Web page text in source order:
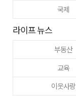
국제
라이프 뉴스
부동산
교육
이웃사랑